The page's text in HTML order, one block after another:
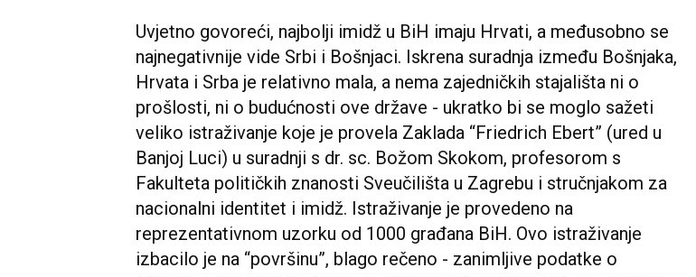
Uvjetno govoreći, najbolji imidž u BiH imaju Hrvati, a međusobno se
najnegativnije vide Srbi i Bošnjaci. Iskrena suradnja između Bošnjaka,
Hrvata i Srba je relativno mala, a nema zajedničkih stajališta ni o
prošlosti, ni o budućnosti ove države - ukratko bi se moglo sažeti
veliko istraživanje koje je provela Zaklada “Friedrich Ebert” (ured u
Banjoj Luci) u suradnji s dr. sc. Božom Skokom, profesorom s
Fakulteta političkih znanosti Sveučilišta u Zagrebu i stručnjakom za
nacionalni identitet i imidž. Istraživanje je provedeno na
reprezentativnom uzorku od 1000 građana BiH. Ovo istraživanje
izbacilo je na “površinu”, blago rečeno - zanimljive podatke o